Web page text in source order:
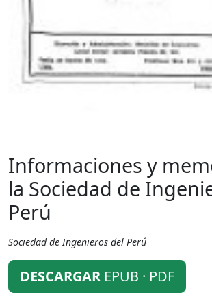
Informaciones y
la Sociedad de
Perú
Sociedad de Ingenieros del Perú
DESCARGAR EPUB · PDF